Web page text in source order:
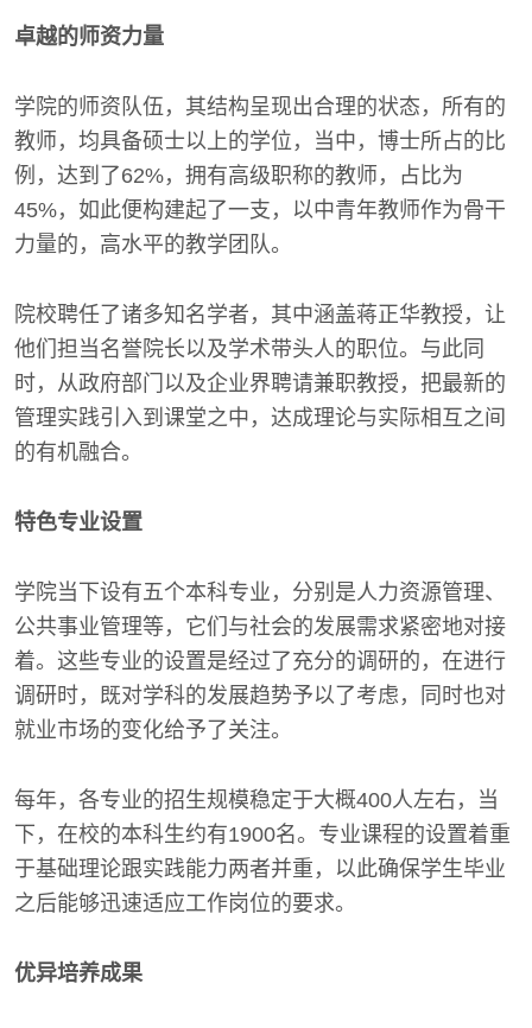
卓越的师资力量
学院的师资队伍，其结构呈现出合理的状态，所有的
教师，均具备硕士以上的学位，当中，博士所占的比
例，达到了62%，拥有高级职称的教师，占比为
45%，如此便构建起了一支，以中青年教师作为骨干
力量的，高水平的教学团队。
院校聘任了诸多知名学者，其中涵盖蒋正华教授，让
他们担当名誉院长以及学术带头人的职位。与此同
时，从政府部门以及企业界聘请兼职教授，把最新的
管理实践引入到课堂之中，达成理论与实际相互之间
的有机融合。
特色专业设置
学院当下设有五个本科专业，分别是人力资源管理、
公共事业管理等，它们与社会的发展需求紧密地对接
着。这些专业的设置是经过了充分的调研的，在进行
调研时，既对学科的发展趋势予以了考虑，同时也对
就业市场的变化给予了关注。
每年，各专业的招生规模稳定于大概400人左右，当
下，在校的本科生约有1900名。专业课程的设置着重
于基础理论跟实践能力两者并重，以此确保学生毕业
之后能够迅速适应工作岗位的要求。
优异培养成果